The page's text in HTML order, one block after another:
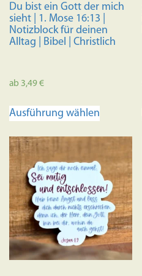
Du bist ein Gott der mich
sieht | 1. Mose 16:13 |
Notizblock für deinen
Alltag | Bibel | Christlich
ab 3,49€
Ausführung wählen
mehrere
Varianten
auf.
Die
Optionen
können
auf